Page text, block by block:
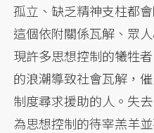
孤立、缺乏精神支柱都
這個依附關係瓦解、眾
現許多思想控制的犧牲
的浪潮導致社會瓦解，
制度尋求援助的人。失
為思想控制的待宰羔羊